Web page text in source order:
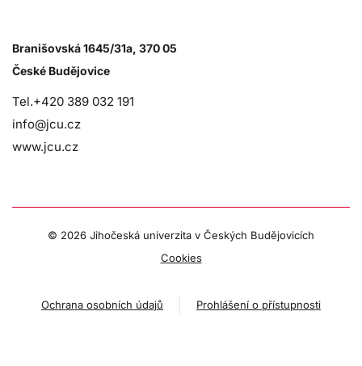
Branišovská 1645/31a, 370 05
České Budějovice
Tel.+420 389 032 191
info@jcu.cz
www.jcu.cz
© 2026 Jihočeská univerzita v Českých Budějovicích
Cookies
Ochrana osobních údajů Prohlášení o přístupnosti